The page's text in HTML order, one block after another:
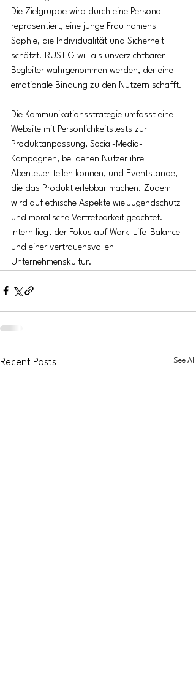
Die Zielgruppe wird durch eine Persona
repräsentiert, eine junge Frau namens
Sophie, die Individualität und Sicherheit
schätzt. RUSTIG will als unverzichtbarer
Begleiter wahrgenommen werden, der eine
emotionale Bindung zu den Nutzern schafft.
Die Kommunikationsstrategie umfasst eine
Website mit Persönlichkeitstests zur
Produktanpassung, Social-Media-
Kampagnen, bei denen Nutzer ihre
Abenteuer teilen können, und Eventstände,
die das Produkt erlebbar machen. Zudem
wird auf ethische Aspekte wie Jugendschutz
und moralische Vertretbarkeit geachtet.
Intern liegt der Fokus auf Work-Life-Balance
und einer vertrauensvollen
Unternehmenskultur.
Recent Posts See All